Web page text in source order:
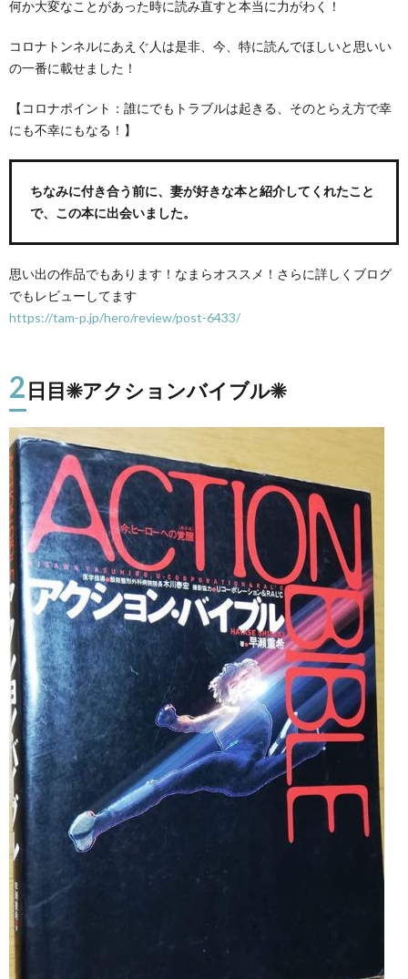
何か大変なことがあった時に読み直すと本当に力がわく！
コロナトンネルにあえぐ人は是非、今、特に読んでほしいと思いい
の一番に載せました！
【コロナポイント：誰にでもトラブルは起きる、そのとらえ方で幸
にも不幸にもなる！】
ちなみに付き合う前に、妻が好きな本と紹介してくれたこと
で、この本に出会いました。
思い出の作品でもあります！なまらオススメ！さらに詳しくブログ
でもレビューしてます
https://tam-p.jp/hero/review/post-6433/
2日目☀アクションバイブル☀